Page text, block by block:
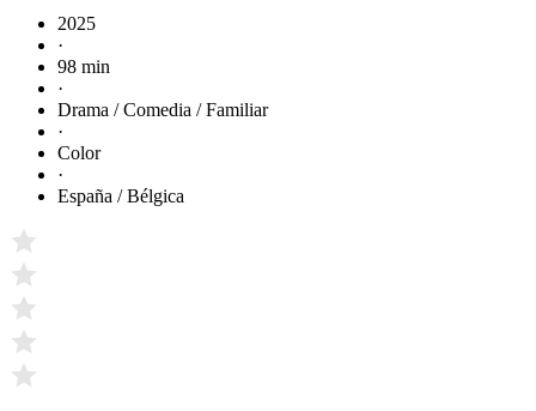
2025
·
98 min
·
Drama / Comedia / Familiar
·
Color
·
España / Bélgica